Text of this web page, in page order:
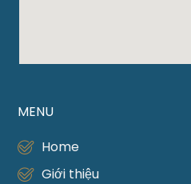
MENU
Home
Giới thiệu